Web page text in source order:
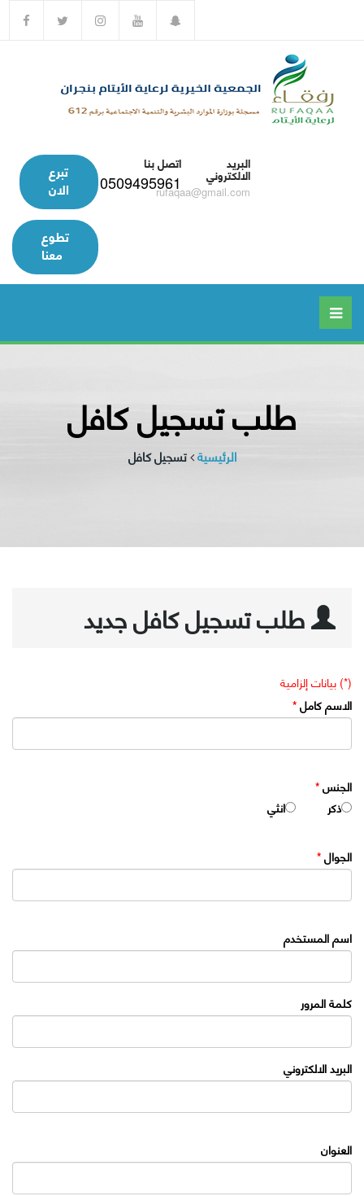
البريد
الالكتروني
rufaqaa@gmail.com
اتصل بنا
0509495961 تبرع
الان
تطوع
معنا
طلب تسجيل كافل
الرئيسية تسجيل كافل
طلب تسجيل كافل جديد
(*) بيانات إلزامية
الاسم كامل *
الجنس *
ذكر
انثي
الجوال *
اسم المستخدم
كلمة المرور
البريد الالكتروني
العنوان